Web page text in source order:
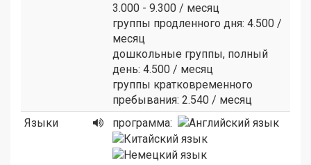
3.000 - 9.300 / месяц
группы продленного дня: 4.500 /
месяц
дошкольные группы, полный
день: 4.500 / месяц
группы кратковременного
пребывания: 2.540 / месяц
Языки
программа: